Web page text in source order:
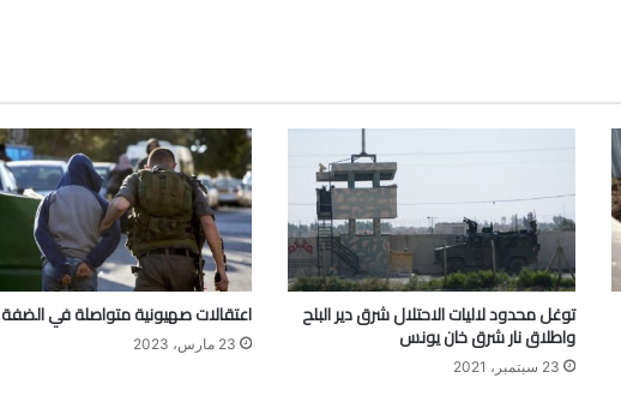
توغل محدود لاليات الاحتلال شرق دير البلح
واطلاق نار شرق خان يونس
23 سبتمبر، 2021
اعتقالات صهيونية متواصلة في الضفة
23 مارس، 2023